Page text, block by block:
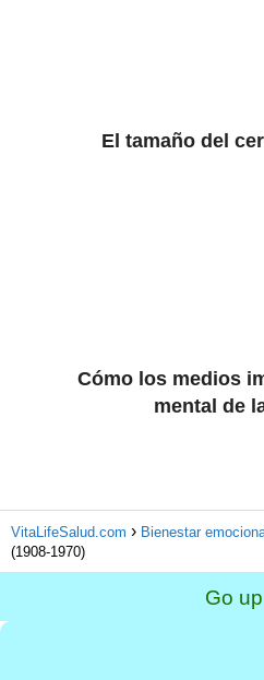
El tamaño del
Cómo los medios
mental de
VitaLifeSalud.com Bienestar
(1908-1970)
Go up